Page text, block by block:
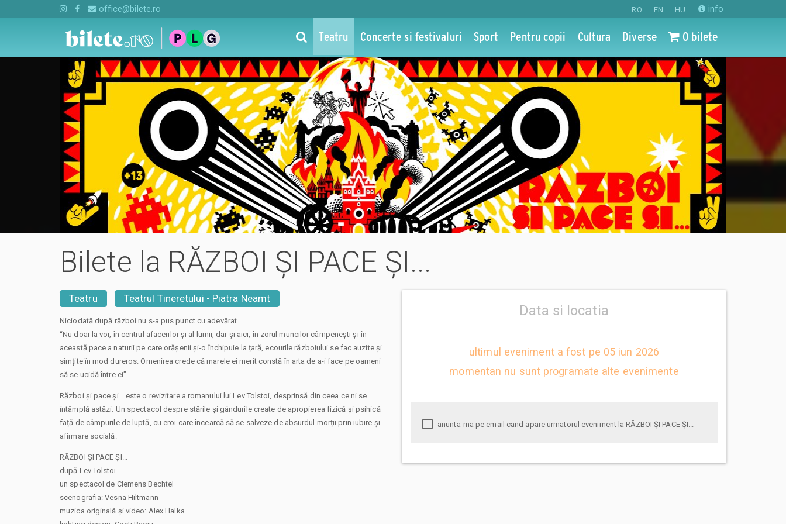
RO EN HU info
office@bilete.ro
Teatru Concerte si festivaluri Sport Pentru copii Cultura Diverse 0 bilete
Bilete la RĂZBOI ȘI PACE ȘI...
Teatru Teatrul Tineretului - Piatra Neamt
Data si locatia
ultimul eveniment a fost pe 05 iun 2026
momentan nu sunt programate alte evenimente
anunta-ma pe email cand apare urmatorul eveniment la RĂZBOI ȘI PACE ȘI...
Niciodată după război nu s-a pus punct cu adevărat.
“Nu doar la voi, în centrul afacerilor și al lumii, dar și aici, în zorul muncilor câmpenești și în
această pace a naturii pe care orășenii și-o închipuie la țară, ecourile războiului se fac auzite și
simțite în mod dureros. Omenirea crede că marele ei merit constă în arta de a-i face pe oameni
să se ucidă între ei”.
Război și pace și… este o revizitare a romanului lui Lev Tolstoi, desprinsă din ceea ce ni se
întâmplă astăzi. Un spectacol despre stările și gândurile create de apropierea fizică și psihică
față de câmpurile de luptă, cu eroi care încearcă să se salveze de absurdul morții prin iubire și
afirmare socială.
RĂZBOI ȘI PACE ȘI...
după Lev Tolstoi
un spectacol de Clemens Bechtel
scenografia: Vesna Hiltmann
muzica originală și video: Alex Halka